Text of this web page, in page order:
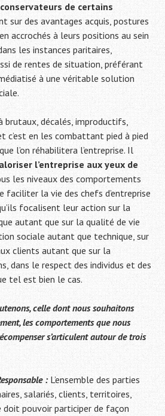
de certains
sur des avantages acquis, postures
accrochés à leurs positions au sein
les instances paritaires,
de rentes de situation, préférant
à une véritable solution
brutaux, décalés, improductifs,
c’est en les combattant pied à pied
l’on réhabilitera l’entreprise. Il
l’entreprise aux yeux de
les niveaux des comportements
faciliter la vie des chefs d’entreprise
focalisent leur action sur la
autant que sur la qualité de vie
sociale autant que technique, sur
clients autant que sur la
dans le respect des individus et des
tel est bien le cas.
celle dont nous souhaitons
les comportements que nous
s’articulent autour de trois
: L’ensemble des parties
salariés, clients, territoires,
doit pouvoir participer de façon